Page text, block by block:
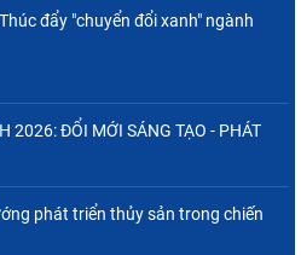
đẩy "chuyển đổi xanh" ngành
2026: ĐỔI MỚI SÁNG TẠO - PHÁT
phát triển thủy sản trong chiến